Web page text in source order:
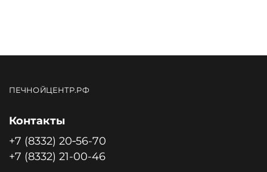
ПЕЧНОЙЦЕНТР.РФ
Контакты
+7 (8332) 20‑56-70
+7 (8332) 21-00-46